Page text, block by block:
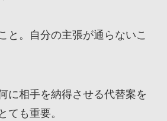
と。自分の主張が通らないこ
に相手を納得させる代替案を
ても重要。